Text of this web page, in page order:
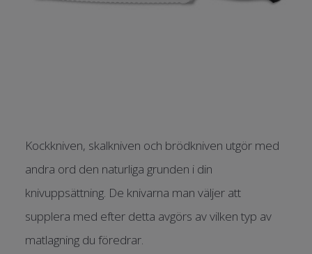
Kockkniven, skalkniven och brödkniven utgör med
andra ord den naturliga grunden i din
knivuppsättning. De knivarna man väljer att
supplera med efter detta avgörs av vilken typ av
matlagning du föredrar.